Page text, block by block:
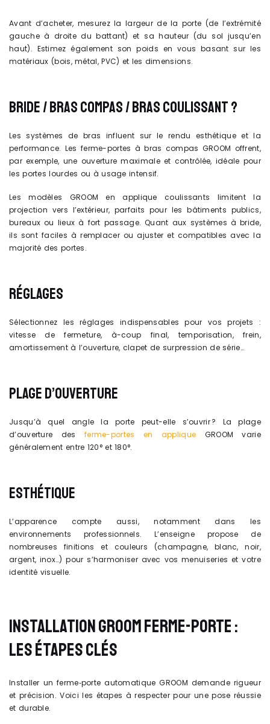
Avant d’acheter, mesurez la largeur de la porte (de l’extrémité
gauche à droite du battant) et sa hauteur (du sol jusqu’en
haut). Estimez également son poids en vous basant sur les
matériaux (bois, métal, PVC) et les dimensions.
BRIDE / BRAS COMPAS / BRAS COULISSANT ?
Les systèmes de bras influent sur le rendu esthétique et la
performance. Les ferme-portes à bras compas GROOM offrent,
par exemple, une ouverture maximale et contrôlée, idéale pour
les portes lourdes ou à usage intensif.
Les modèles GROOM en applique coulissants limitent la
projection vers l’extérieur, parfaits pour les bâtiments publics,
bureaux ou lieux à fort passage. Quant aux systèmes à bride,
ils sont faciles à remplacer ou ajuster et compatibles avec la
majorité des portes.
RÉGLAGES
Sélectionnez les réglages indispensables pour vos projets :
vitesse de fermeture, à-coup final, temporisation, frein,
amortissement à l’ouverture, clapet de surpression de série…
PLAGE D’OUVERTURE
Jusqu’à quel angle la porte peut-elle s’ouvrir ? La plage
d’ouverture des ferme-portes en applique GROOM varie
généralement entre 120° et 180°.
ESTHÉTIQUE
L’apparence compte aussi, notamment dans les
environnements professionnels. L’enseigne propose de
nombreuses finitions et couleurs (champagne, blanc, noir,
argent, inox…) pour s’harmoniser avec vos menuiseries et votre
identité visuelle.
INSTALLATION GROOM FERME-PORTE :
LES ÉTAPES CLÉS
Installer un ferme‑porte automatique GROOM demande rigueur
et précision. Voici les étapes à respecter pour une pose réussie
et durable.